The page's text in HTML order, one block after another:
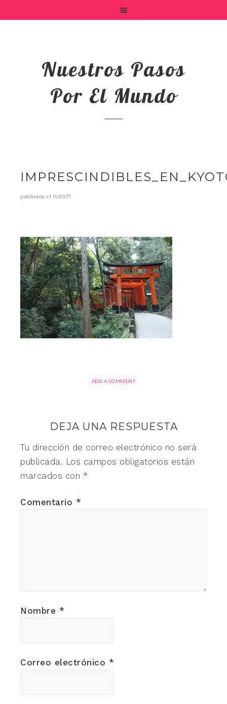
Nuestros Pasos
Por El Mundo
publicada el15/03/17
ADD A COMMENT
DEJA UNA RESPUESTA
Tu dirección de correo electrónico no será
publicada. Los campos obligatorios están
marcados con *
Comentario *
Nombre *
Correo electrónico *